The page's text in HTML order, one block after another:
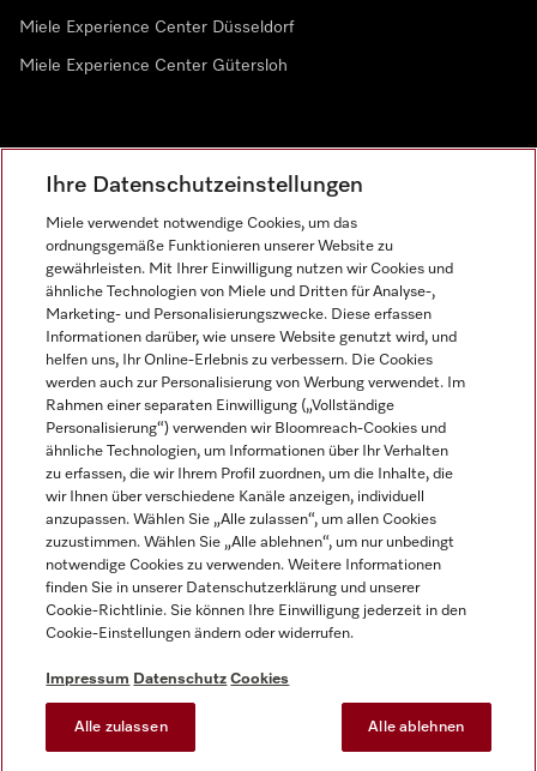
Miele Experience Center Düsseldorf
Miele Experience Center Gütersloh
AGB
Datenschutz
Nutzungsbedingungen
Barrierefreiheitserklärung
EU-Gesetzen über digitale Dienste
Cookie-Einstellungen
Miele auf Instagram
Miele auf Facebook
Miele auf Youtube
Ihre Datenschutzeinstellungen
Miele verwendet notwendige Cookies, um das
ordnungsgemäße Funktionieren unserer Website zu
gewährleisten. Mit Ihrer Einwilligung nutzen wir Cookies und
ähnliche Technologien von Miele und Dritten für Analyse-,
Marketing- und Personalisierungszwecke. Diese erfassen
Informationen darüber, wie unsere Website genutzt wird, und
helfen uns, Ihr Online-Erlebnis zu verbessern. Die Cookies
werden auch zur Personalisierung von Werbung verwendet. Im
Rahmen einer separaten Einwilligung („Vollständige
Personalisierung“) verwenden wir Bloomreach-Cookies und
ähnliche Technologien, um Informationen über Ihr Verhalten
zu erfassen, die wir Ihrem Profil zuordnen, um die Inhalte, die
wir Ihnen über verschiedene Kanäle anzeigen, individuell
anzupassen. Wählen Sie „Alle zulassen“, um allen Cookies
zuzustimmen. Wählen Sie „Alle ablehnen“, um nur unbedingt
notwendige Cookies zu verwenden. Weitere Informationen
finden Sie in unserer Datenschutzerklärung und unserer
Cookie-Richtlinie. Sie können Ihre Einwilligung jederzeit in den
Cookie-Einstellungen ändern oder widerrufen.
Impressum Datenschutz Cookies
Alle zulassen Alle ablehnen